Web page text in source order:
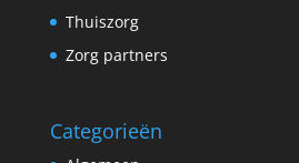
Thuiszorg
Zorg partners
Categorieën